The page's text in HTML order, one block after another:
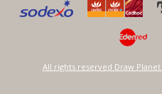
All rights reserved Draw